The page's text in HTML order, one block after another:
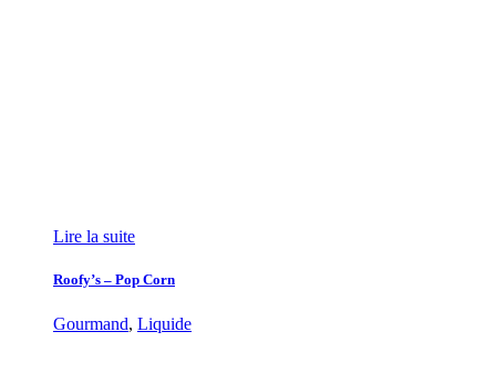
Lire la suite
Roofy’s – Pop Corn
Gourmand, Liquide